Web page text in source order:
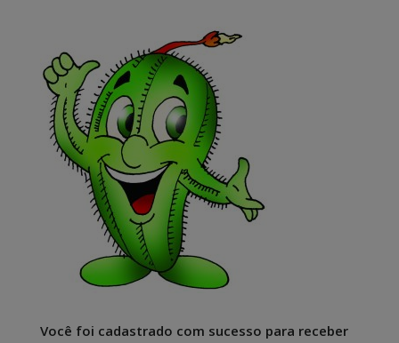
Você foi cadastrado com sucesso para receber